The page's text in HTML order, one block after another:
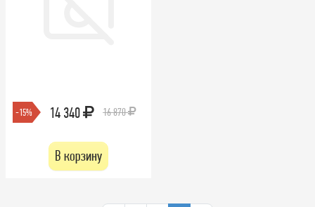
-15% 14 340 16 870
В корзину